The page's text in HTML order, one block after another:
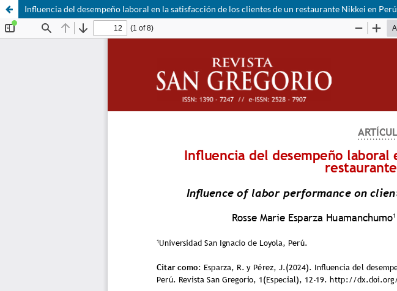
Influencia del desempeño laboral en la satisfacción de los clientes de un restaurante Nikkei en Perú